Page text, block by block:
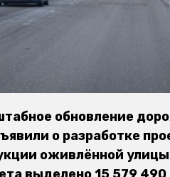
обновление
о разработке
оживлённой